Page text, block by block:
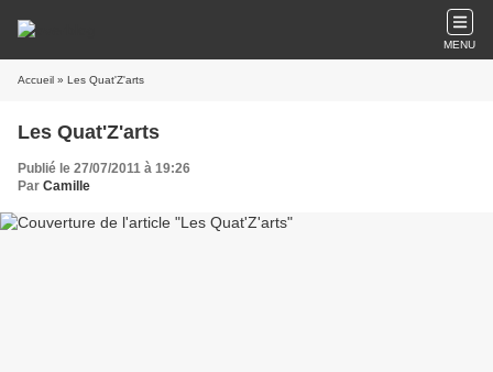
MENU
Accueil » Les Quat'Z'arts
Les Quat'Z'arts
Publié le 27/07/2011 à 19:26
Par Camille